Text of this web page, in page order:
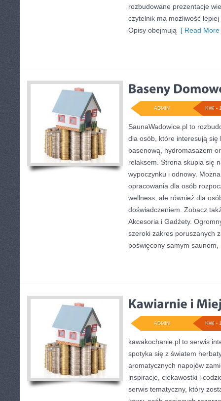
rozbudowane prezentacje
czytelnik ma możliwość
Opisy obejmują [ Read More
KWI -
ADMIN
SaunaWadowice.pl to
dla osób, które interesują
basenową, hydromasażem
relaksem. Strona skupia się
wypoczynku i odnowy.
opracowania dla osób
wellness, ale również dla
doświadczeniem. Zobacz
Akcesoria i Gadżety.
szeroki zakres poruszanych
poświęcony samym saunom,
KWI -
ADMIN
kawakochanie.pl to serwis
spotyka się z światem
aromatycznych napojów
inspiracje, ciekawostki i
serwis tematyczny, który